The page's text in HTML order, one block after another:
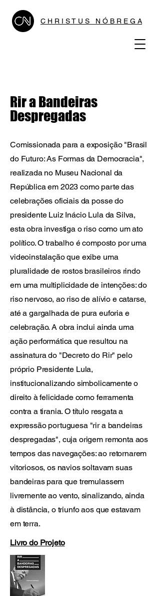
C H R I S T U S N Ó B R E G A
Rir a Bandeiras
Despregadas
Comissionada para a exposição "Brasil
do Futuro: As Formas da Democracia",
realizada no Museu Nacional da
República em 2023 como parte das
celebrações oficiais da posse do
presidente Luiz Inácio Lula da Silva,
esta obra investiga o riso como um ato
político. O trabalho é composto por uma
videoinstalação que exibe uma
pluralidade de rostos brasileiros rindo
em uma multiplicidade de intenções: do
riso nervoso, ao riso de alívio e catarse,
até a gargalhada de pura euforia e
celebração. A obra inclui ainda uma
ação performática que resultou na
assinatura do "Decreto do Rir" pelo
próprio Presidente Lula,
institucionalizando simbolicamente o
direito à felicidade como ferramenta
contra a tirania. O título resgata a
expressão portuguesa "rir a bandeiras
despregadas", cuja origem remonta aos
tempos das navegações: ao retornarem
vitoriosos, os navios soltavam suas
bandeiras para que tremulassem
livremente ao vento, sinalizando, ainda
à distância, o triunfo aos que estavam
em terra.
Livro do Projeto